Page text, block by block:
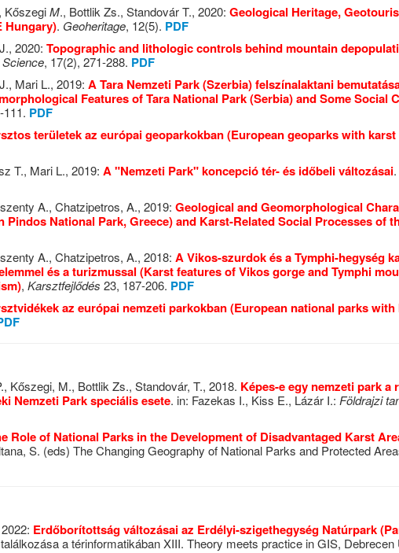
KőszegiM., Bottlik Zs., Standovár T., 2020: Geological Heritage,
Hungary). Geoheritage, 12(5). PDF
2020: Topographic and lithologic controls behind mountain
, 17(2), 271-288. PDF
Mari L., 2019: A Tara Nemzeti Park (Szerbia) felszínalaktani
Features of Tara National Park (Serbia) and Some Social
111. PDF
területek az európai geoparkokban (European geoparks with
T., Mari L., 2019: A "Nemzeti Park" koncepció tér- és időbeli változásai.
A., Chatzipetros, A., 2019: Geological and Geomorphological
National Park, Greece) and Karst-Related Social Processes of
A., Chatzipetros, A., 2018: A Vikos-szurdok és a Tymphi-hegység
és a turizmussal (Karst features of Vikos gorge and Tymphi
, Karsztfejlődés 23, 187-206. PDF
az európai nemzeti parkokban (European national parks
Kőszegi, M., Bottlik Zs., Standovár, T., 2018. Képes-e egy nemzeti park
Nemzeti Park speciális esete. in: Fazekas I., Kiss E., Lázár I.: Földrajzi
Role of National Parks in the Development of Disadvantaged Karst
S. (eds) The Changing Geography of National Parks and Protected
Erdőborítottság változásai az Erdélyi-szigethegység Natúrpark
a térinformatikában XIII. Theory meets practice in GIS,